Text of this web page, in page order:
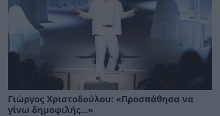
Γιώργος Χριστοδούλου: «Προσπάθησα να
γίνω δημοφιλής…»